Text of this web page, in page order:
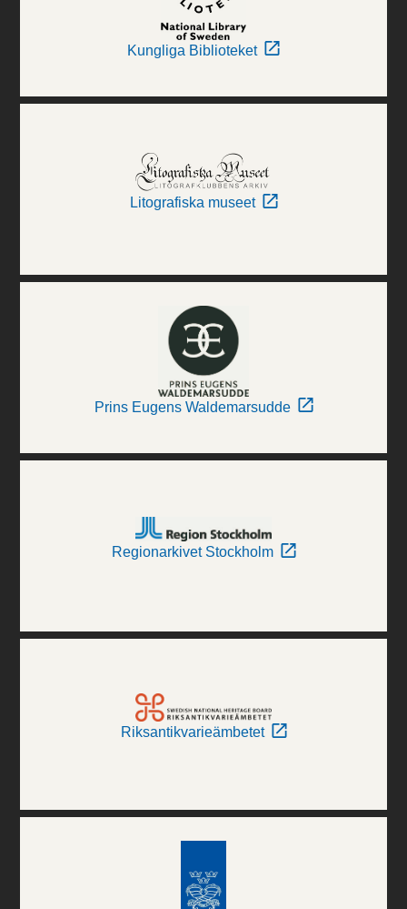
Kungliga Biblioteket
Litografiska museet
Prins Eugens Waldemarsudde
Regionarkivet Stockholm
Riksantikvarieämbetet